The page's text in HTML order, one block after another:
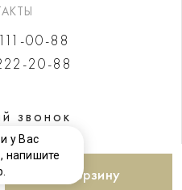
В корзину
00-88
20-88
звонок
у Вас
напишите